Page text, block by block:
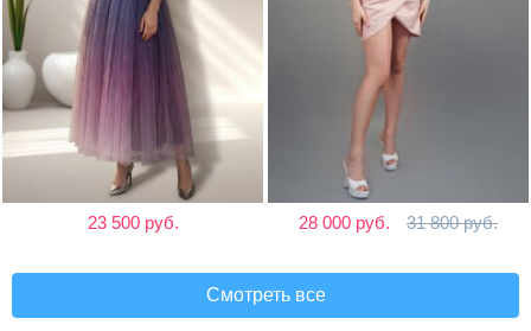
23 500 руб. 28 000 руб. 31 800 руб.
Смотреть все